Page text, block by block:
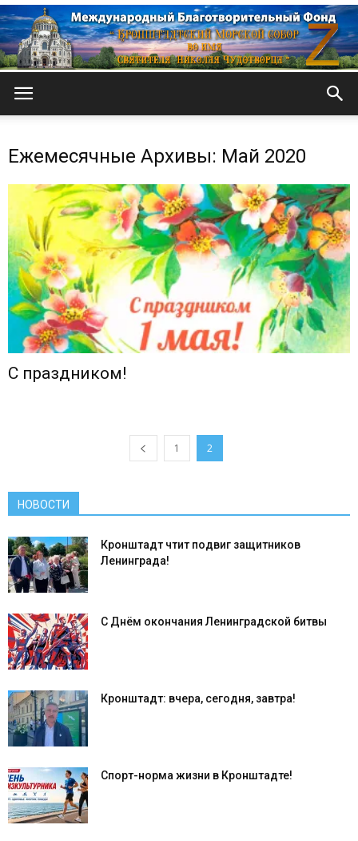
собор
Ежемесячные Архивы: Май 2020
С праздником!
1 2
НОВОСТИ
Кронштадт чтит подвиг защитников
Ленинграда!
С Днём окончания Ленинградской битвы
Кронштадт: вчера, сегодня, завтра!
Спорт-норма жизни в Кронштадте!